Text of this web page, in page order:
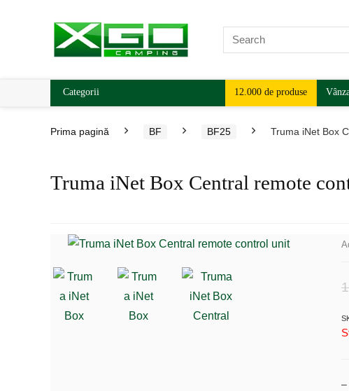
Categorii 12.000 de produse
Prima pagină BF BF25 Truma iNet Box
Truma iNet Box Central remote
–